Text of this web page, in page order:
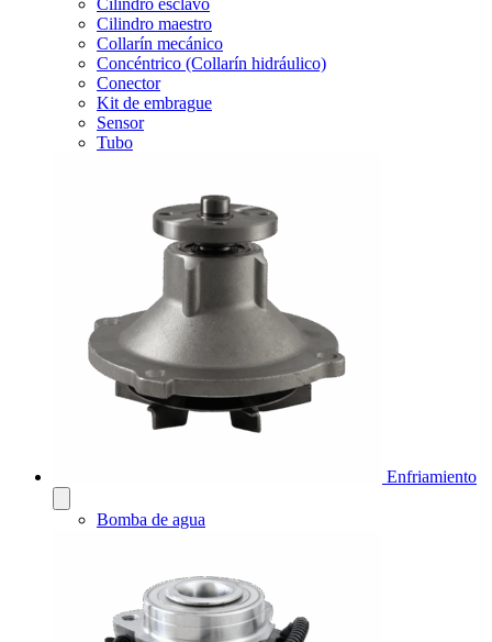
Cilindro esclavo
Cilindro maestro
Collarín mecánico
Concéntrico (Collarín hidráulico)
Conector
Kit de embrague
Sensor
Tubo
Enfriamiento
Bomba de agua